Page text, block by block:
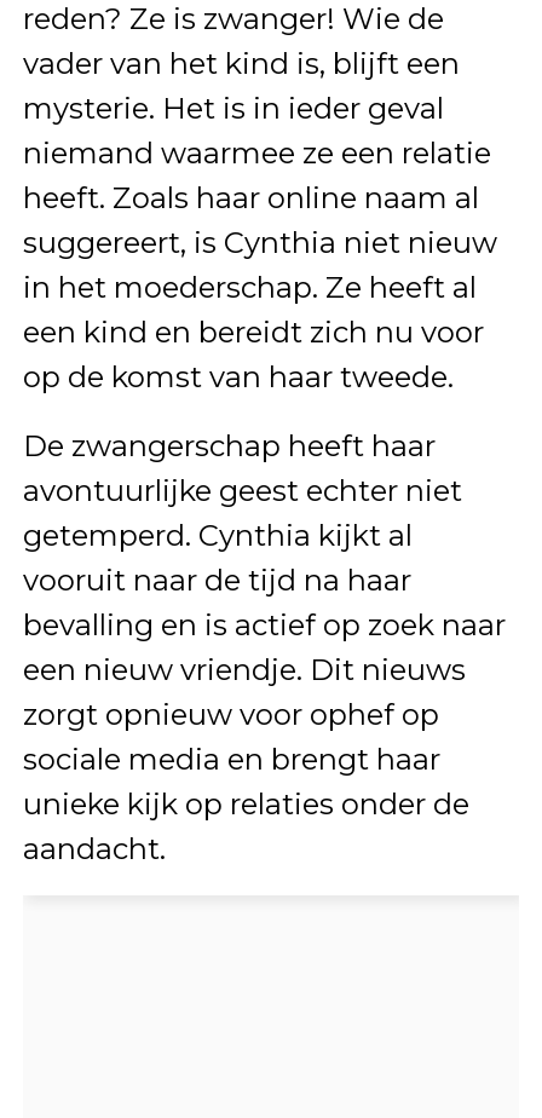
reden? Ze is zwanger! Wie de
vader van het kind is, blijft een
mysterie. Het is in ieder geval
niemand waarmee ze een relatie
heeft. Zoals haar online naam al
suggereert, is Cynthia niet nieuw
in het moederschap. Ze heeft al
een kind en bereidt zich nu voor
op de komst van haar tweede.
De zwangerschap heeft haar
avontuurlijke geest echter niet
getemperd. Cynthia kijkt al
vooruit naar de tijd na haar
bevalling en is actief op zoek naar
een nieuw vriendje. Dit nieuws
zorgt opnieuw voor ophef op
sociale media en brengt haar
unieke kijk op relaties onder de
aandacht.